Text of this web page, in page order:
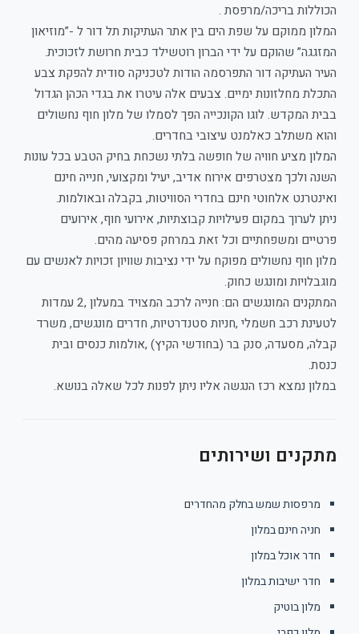
הכוללות בריכה/מרפסת .
המלון ממוקם על שפת הים בין אתר העתיקות תל דור ל -”מוזיאון
המזגגה” שהוקם על ידי הברון רוטשילד כבית חרושת לזכוכית.
העיר העתיקה דור התפרסמה הודות לטכניקה סודית להפקת צבע
התכלת מחלזונות ימיים. צבעים אלה עיטרו את בגדי הכהן הגדול
בבית המקדש. לוגו הקונכייה הפך לסמלו של מלון חוף נחשולים
והוא משתלב כאלמנט עיצובי בחדרים.
המלון מציע חוויה של חופשה בלתי נשכחת בחיק הטבע בכל עונות
השנה ולכך מצטרפים אירוח אדיב, יעיל ומקצועי, חנייה חינם
ואינטרנט אלחוטי חינם בחדרי הסוויטות, בקבלה ובאולמות.
ניתן לערוך במקום פעילויות קבוצתיות, אירועי חוף, אירועים
פרטיים ומשפחתיים וכל זאת במרחק פסיעה מהים.
מלון חוף נחשולים מפוקח על ידי נציבות שוויון זכויות לאנשים עם
מוגבלויות ומונגש כחוק.
המתקנים המונגשים הם: חנייה לרכב המצויד במעלון ,2 עמדות
לטעינת רכב חשמלי ,חניות סטנדרטיות, חדרים מונגשים, משרד
קבלה, מסעדה, סנק בר (בחודשי הקיץ) ,אולמות כנסים ובית
כנסת.
במלון נמצא רכז הנגשה אליו ניתן לפנות לכל שאלה בנושא.
מתקנים ושירותים
מרפסות שמש בחלק מהחדרים
חניה חינם במלון
חדר אוכל במלון
חדר ישיבות במלון
מלון בוטיק